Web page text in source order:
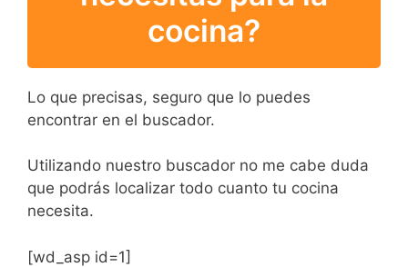
cocina?
Lo que precisas, seguro que lo puedes
encontrar en el buscador.
Utilizando nuestro buscador no me cabe duda
que podrás localizar todo cuanto tu cocina
necesita.
[wd_asp id=1]